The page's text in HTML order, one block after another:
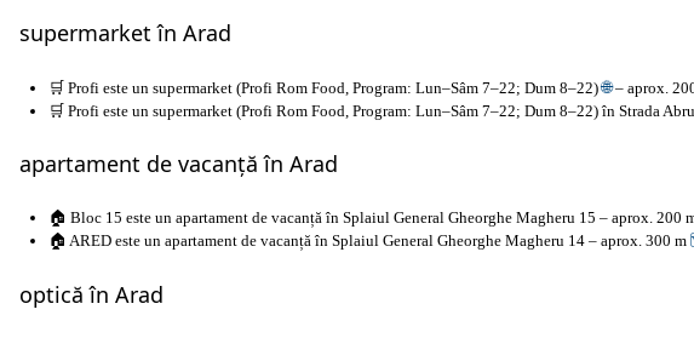
supermarket în Arad
🛒 Profi este un supermarket (Profi Rom Food, Program: Lun–Sâm 7–22; Dum 8–22)🌐– aprox.
🛒 Profi este un supermarket (Profi Rom Food, Program: Lun–Sâm 7–22; Dum 8–22) în Strada
apartament de vacanță în Arad
🏠 Bloc 15 este un apartament de vacanță în Splaiul General Gheorghe Magheru 15 – aprox. 200
🏠 ARED este un apartament de vacanță în Splaiul General Gheorghe Magheru 14 – aprox. 300 m
optică în Arad